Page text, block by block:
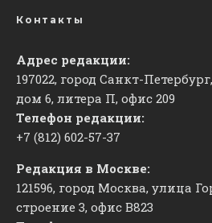
Контакты
Адрес редакции:
197022, город Санкт-
дом 6, литера П, офис 209
Телефон редакции:
+7 (812) 602-57-37
Редакция в Москве:
121596, город Москва, улица
строение 3, офис ​В823